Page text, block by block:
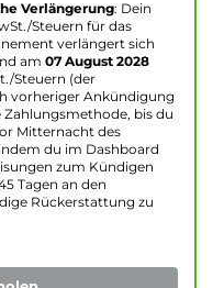
Verlängerung: Dein
Steuern für das
verlängert sich
am 07 August 2028
Steuern (der
vorheriger Ankündigung
bis du
Mitternacht des
du im Dashboard
zum Kündigen
Tagen an den
Rückerstattung zu